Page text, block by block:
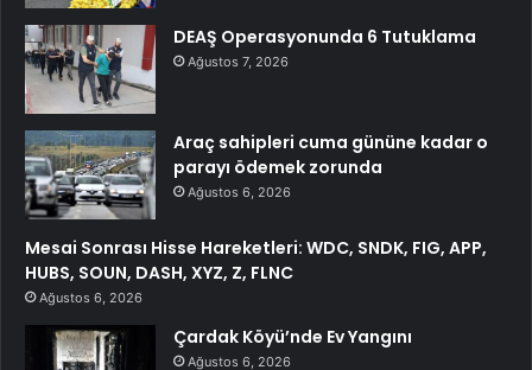
DEAŞ Operasyonunda 6 Tutuklama
Ağustos 7, 2026
Araç sahipleri cuma gününe kadar o
parayı ödemek zorunda
Ağustos 6, 2026
Mesai Sonrası Hisse Hareketleri: WDC, SNDK, FIG, APP,
HUBS, SOUN, DASH, XYZ, Z, FLNC
Ağustos 6, 2026
Çardak Köyü’nde Ev Yangını
Ağustos 6, 2026